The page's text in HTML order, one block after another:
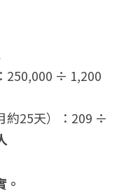
250,000 ÷ 1,200
約25天）：209 ÷